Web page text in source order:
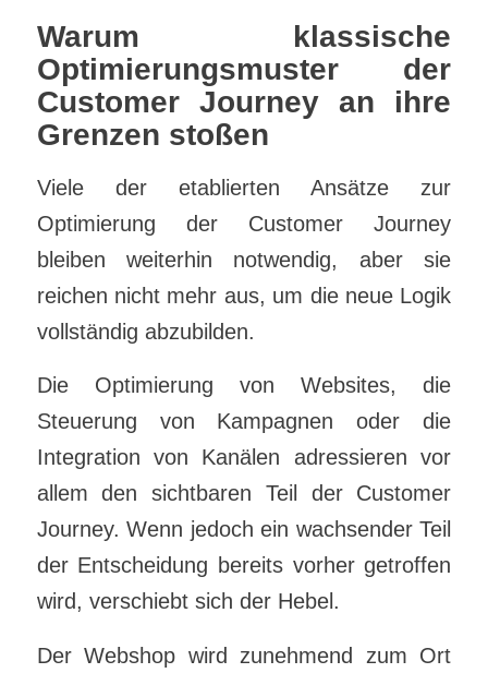
Warum klassische
Optimierungsmuster der
Customer Journey an ihre
Grenzen stoßen
Viele der etablierten Ansätze zur
Optimierung der Customer Journey
bleiben weiterhin notwendig, aber sie
reichen nicht mehr aus, um die neue Logik
vollständig abzubilden.
Die Optimierung von Websites, die
Steuerung von Kampagnen oder die
Integration von Kanälen adressieren vor
allem den sichtbaren Teil der Customer
Journey. Wenn jedoch ein wachsender Teil
der Entscheidung bereits vorher getroffen
wird, verschiebt sich der Hebel.
Der Webshop wird zunehmend zum Ort